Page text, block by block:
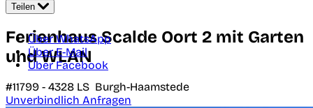
Teilen
Über WhatsApp
Über E-Mail
Über Facebook
Ferienhaus Scalde Oort 2 mit Garten
und WLAN
#11799 - 4328 LS Burgh-Haamstede
Unverbindlich Anfragen